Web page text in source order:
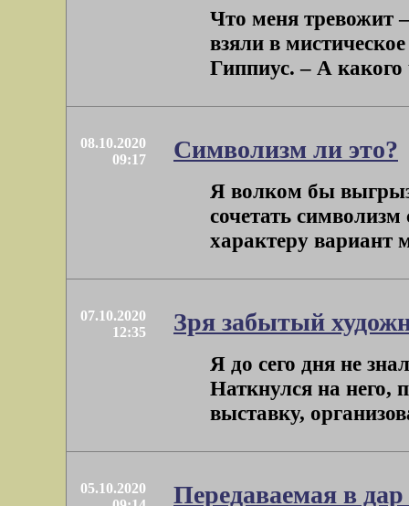
Что меня тревожит
взяли в
Гиппиус. – А
08.10.2020
09:17
Символизм ли это?
Я волком бы
сочетать
характеру вариант
07.10.2020
12:35
Зря забытый
Я до сего дня не
Наткнулся на него,
выставку,
05.10.2020
Передаваемая в